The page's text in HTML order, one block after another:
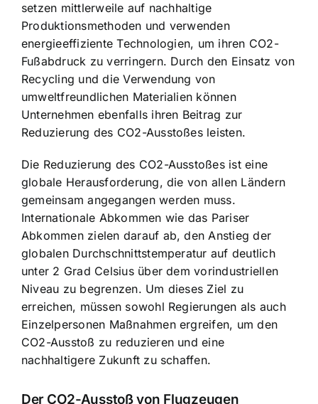
setzen mittlerweile auf nachhaltige
Produktionsmethoden und verwenden
energieeffiziente Technologien, um ihren CO2-
Fußabdruck zu verringern. Durch den Einsatz von
Recycling und die Verwendung von
umweltfreundlichen Materialien können
Unternehmen ebenfalls ihren Beitrag zur
Reduzierung des CO2-Ausstoßes leisten.
Die Reduzierung des CO2-Ausstoßes ist eine
globale Herausforderung, die von allen Ländern
gemeinsam angegangen werden muss.
Internationale Abkommen wie das Pariser
Abkommen zielen darauf ab, den Anstieg der
globalen Durchschnittstemperatur auf deutlich
unter 2 Grad Celsius über dem vorindustriellen
Niveau zu begrenzen. Um dieses Ziel zu
erreichen, müssen sowohl Regierungen als auch
Einzelpersonen Maßnahmen ergreifen, um den
CO2-Ausstoß zu reduzieren und eine
nachhaltigere Zukunft zu schaffen.
Der CO2-Ausstoß von Flugzeugen